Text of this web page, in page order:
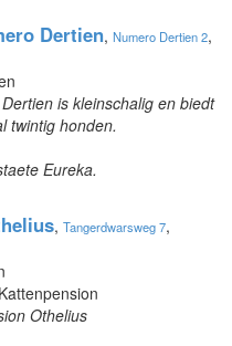
Dertien, Numero Dertien 2,
is kleinschalig en biedt
twintig honden.
Eureka.
, Tangerdwarsweg 7,
Othelius